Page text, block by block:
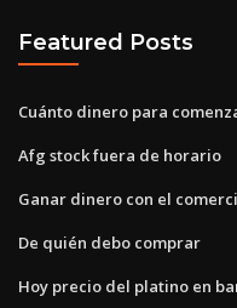
Featured Posts
Cuánto dinero para
Afg stock fuera de horario
Ganar dinero con el
De quién debo comprar
Hoy precio del platino en